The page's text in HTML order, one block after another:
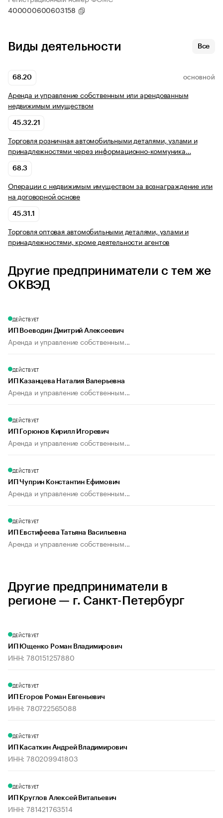
400000600603158
Виды деятельности Все
68.20 ОСНОВНОЙ
Аренда и управление собственным или арендованным
недвижимым имуществом
45.32.21
Торговля розничная автомобильными деталями, узлами и
принадлежностями через информационно-коммуника…
68.3
Операции с недвижимым имуществом за вознаграждение или
на договорной основе
45.31.1
Торговля оптовая автомобильными деталями, узлами и
принадлежностями, кроме деятельности агентов
Другие предприниматели с тем же
ОКВЭД
ДЕЙСТВУЕТ
ИП Воеводин Дмитрий Алексеевич
Аренда и управление собственным...
ДЕЙСТВУЕТ
ИП Казанцева Наталия Валерьевна
Аренда и управление собственным...
ДЕЙСТВУЕТ
ИП Горюнов Кирилл Игоревич
Аренда и управление собственным...
ДЕЙСТВУЕТ
ИП Чуприн Константин Ефимович
Аренда и управление собственным...
ДЕЙСТВУЕТ
ИП Евстифеева Татьяна Васильевна
Аренда и управление собственным...
Другие предприниматели в
регионе — г. Санкт-Петербург
ДЕЙСТВУЕТ
ИП Ющенко Роман Владимирович
ИНН: 780151257880
ДЕЙСТВУЕТ
ИП Егоров Роман Евгеньевич
ИНН: 780722565088
ДЕЙСТВУЕТ
ИП Касаткин Андрей Владимирович
ИНН: 780209941803
ДЕЙСТВУЕТ
ИП Круглов Алексей Витальевич
ИНН: 781421763514